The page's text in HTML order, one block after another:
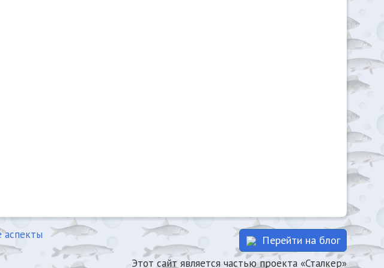
аспекты Перейти на блог
Этот сайт является частью проекта «Сталкер»